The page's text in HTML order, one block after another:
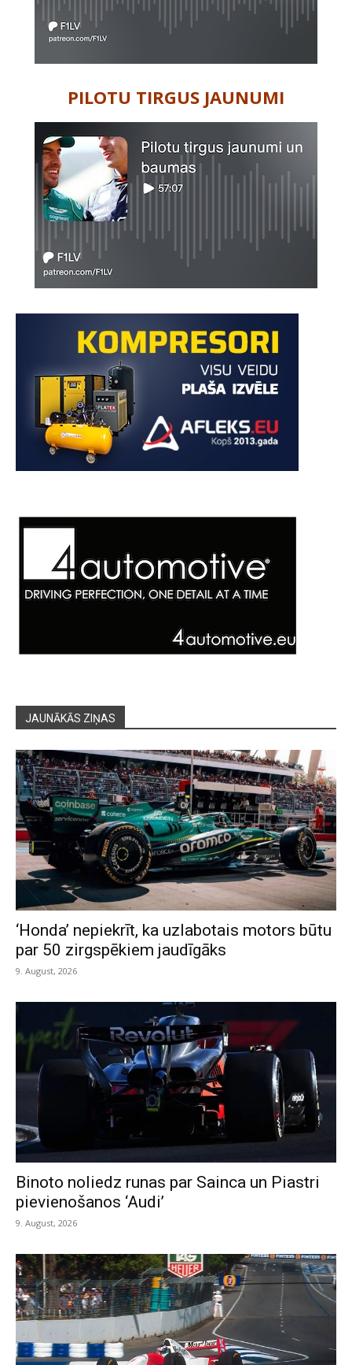
PILOTU TIRGUS JAUNUMI
JAUNĀKĀS ZIŅAS
‘Honda’ nepiekrīt, ka uzlabotais motors būtu
par 50 zirgspēkiem jaudīgāks
9. August, 2026
Binoto noliedz runas par Sainca un Piastri
pievienošanos ‘Audi’
9. August, 2026